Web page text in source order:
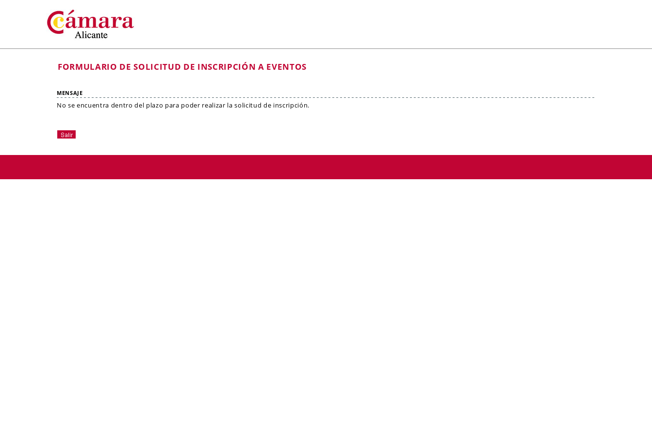
FORMULARIO DE SOLICITUD DE INSCRIPCIÓN A EVENTOS
MENSAJE
No se encuentra dentro del plazo para poder realizar la solicitud de inscripción.